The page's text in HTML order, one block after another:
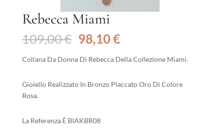
Rebecca Miami
109,00€ Il
prezzo
originale
109,00 €.
98,10€Il
attuale
98,10 €.
Collana Da Donna Di Rebecca Della Collezione Miami.
Gioiello Realizzato In Bronzo Placcato Oro Di Colore
Rosa.
La Referenza È BIAKBR08